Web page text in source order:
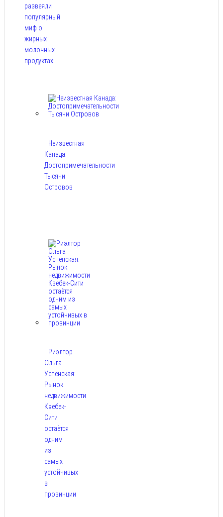
развеяли
популярный
миф о
жирных
молочных
продуктах
Неизвестная
Канада:
Достопримечательности
Тысячи
Островов
Риэлтор
Ольга
Успенская:
Рынок
недвижимости
Квебек-
Сити
остаётся
одним
из
самых
устойчивых
в
провинции